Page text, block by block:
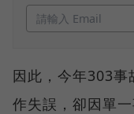
因此，今年303事
作失誤，卻因單